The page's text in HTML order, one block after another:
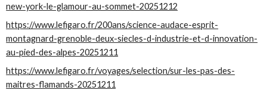
new-york-le-glamour-au-sommet-20251212
https://www.lefigaro.fr/200ans/science-audace-esprit-
montagnard-grenoble-deux-siecles-d-industrie-et-d-innovation-
au-pied-des-alpes-20251211
https://www.lefigaro.fr/voyages/selection/sur-les-pas-des-
maitres-flamands-20251211